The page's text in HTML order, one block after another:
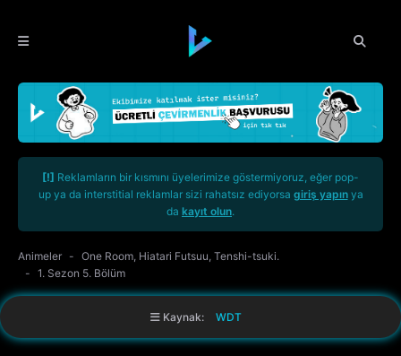
[!] Reklamların bir kısmını üyelerimize göstermiyoruz, eğer pop-
up ya da interstitial reklamlar sizi rahatsız ediyorsa giriş yapınya
da kayıt olun.
Animeler
One Room, Hiatari Futsuu, Tenshi-tsuki.
1. Sezon 5. Bölüm
Kaynak: WDT